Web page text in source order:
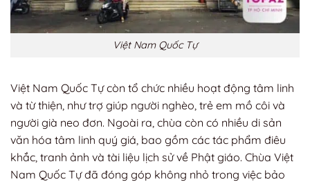
Việt Nam Quốc Tự
Việt Nam Quốc Tự còn tổ chức nhiều hoạt động tâm linh
và từ thiện, như trợ giúp người nghèo, trẻ em mồ côi và
người già neo đơn. Ngoài ra, chùa còn có nhiều di sản
văn hóa tâm linh quý giá, bao gồm các tác phẩm điêu
khắc, tranh ảnh và tài liệu lịch sử về Phật giáo. Chùa Việt
Nam Quốc Tự đã đóng góp không nhỏ trong việc bảo